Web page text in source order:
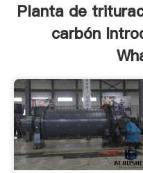
Planta de
carbón